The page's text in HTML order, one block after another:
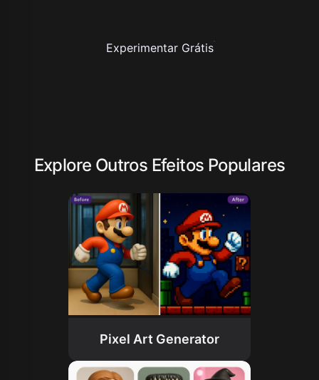
Experimentar Grátis
Explore Outros Efeitos Populares
Pixel Art Generator